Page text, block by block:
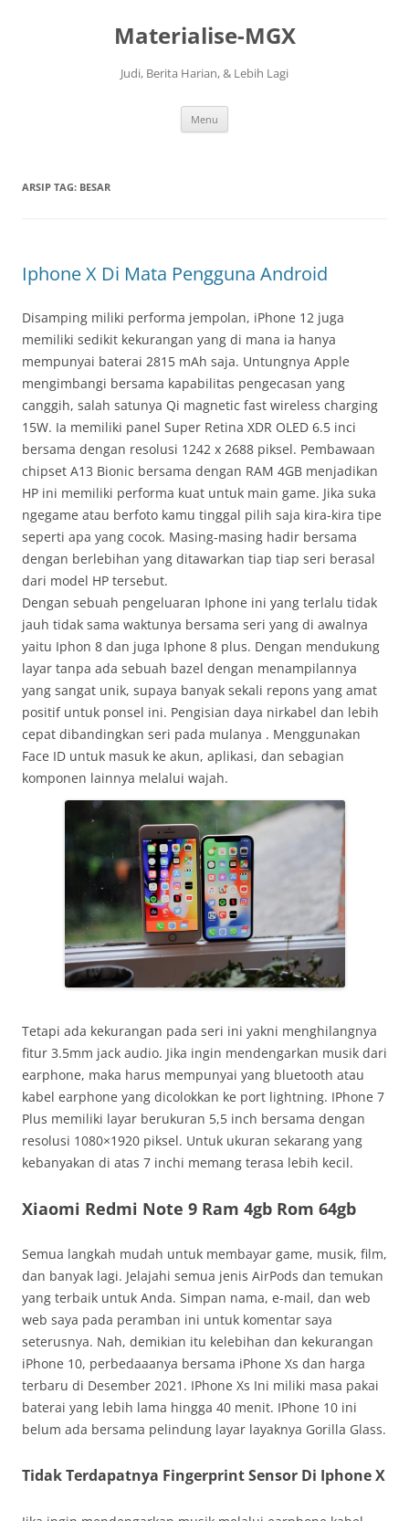
Materialise-MGX
Judi, Berita Harian, & Lebih Lagi
Menu
ARSIP TAG: BESAR
Iphone X Di Mata Pengguna Android
Disamping miliki performa jempolan, iPhone 12 juga
memiliki sedikit kekurangan yang di mana ia hanya
mempunyai baterai 2815 mAh saja. Untungnya Apple
mengimbangi bersama kapabilitas pengecasan yang
canggih, salah satunya Qi magnetic fast wireless charging
15W. Ia memiliki panel Super Retina XDR OLED 6.5 inci
bersama dengan resolusi 1242 x 2688 piksel. Pembawaan
chipset A13 Bionic bersama dengan RAM 4GB menjadikan
HP ini memiliki performa kuat untuk main game. Jika suka
ngegame atau berfoto kamu tinggal pilih saja kira-kira tipe
seperti apa yang cocok. Masing-masing hadir bersama
dengan berlebihan yang ditawarkan tiap tiap seri berasal
dari model HP tersebut.
Dengan sebuah pengeluaran Iphone ini yang terlalu tidak
jauh tidak sama waktunya bersama seri yang di awalnya
yaitu Iphon 8 dan juga Iphone 8 plus. Dengan mendukung
layar tanpa ada sebuah bazel dengan menampilannya
yang sangat unik, supaya banyak sekali repons yang amat
positif untuk ponsel ini. Pengisian daya nirkabel dan lebih
cepat dibandingkan seri pada mulanya . Menggunakan
Face ID untuk masuk ke akun, aplikasi, dan sebagian
komponen lainnya melalui wajah.
Tetapi ada kekurangan pada seri ini yakni menghilangnya
fitur 3.5mm jack audio. Jika ingin mendengarkan musik dari
earphone, maka harus mempunyai yang bluetooth atau
kabel earphone yang dicolokkan ke port lightning. IPhone 7
Plus memiliki layar berukuran 5,5 inch bersama dengan
resolusi 1080×1920 piksel. Untuk ukuran sekarang yang
kebanyakan di atas 7 inchi memang terasa lebih kecil.
Xiaomi Redmi Note 9 Ram 4gb Rom 64gb
Semua langkah mudah untuk membayar game, musik, film,
dan banyak lagi. Jelajahi semua jenis AirPods dan temukan
yang terbaik untuk Anda. Simpan nama, e-mail, dan web
web saya pada peramban ini untuk komentar saya
seterusnya. Nah, demikian itu kelebihan dan kekurangan
iPhone 10, perbedaaanya bersama iPhone Xs dan harga
terbaru di Desember 2021. IPhone Xs Ini miliki masa pakai
baterai yang lebih lama hingga 40 menit. IPhone 10 ini
belum ada bersama pelindung layar layaknya Gorilla Glass.
Tidak Terdapatnya Fingerprint Sensor Di Iphone X